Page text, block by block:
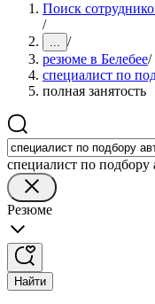
Поиск
/
... /
резюме в Белебее/
специалист по
полная занятость
специалист по подбору
Резюме
Найти